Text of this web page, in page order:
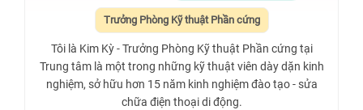
Trưởng Phòng Kỹ thuật Phần cứng
Tôi là Kim Kỳ - Trưởng Phòng Kỹ thuật Phần cứng tại
Trung tâm là một trong những kỹ thuật viên dày dặn kinh
nghiệm, sở hữu hơn 15 năm kinh nghiệm đào tạo - sửa
chữa điện thoại di động.